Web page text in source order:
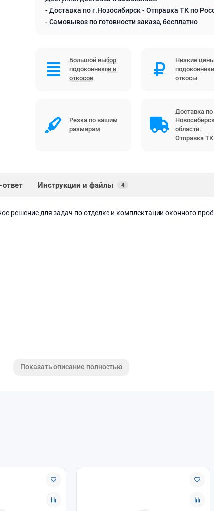
- Доставка по г.Новосибирск - Отправка ТК по
- Самовывоз по готовности заказа, бесплатно
Большой выбор
подоконников и
откосов
Низкие
откосы
Резка по вашим
размерам
Доставка по
области.
Отправка ТК
ответ Инструкции и файлы 4
решение для задач по отделке и комплектации оконного
и профиль примыкания.
Показать описание полностью